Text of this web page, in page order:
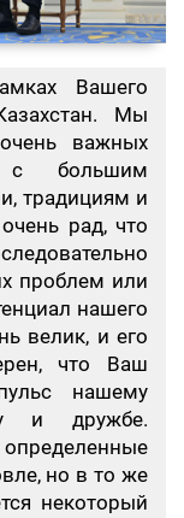
Вашего
Мы
важных
с большим
традициям и
рад, что
проблем или
нашего
велик, и его
что Ваш
нашему
и дружбе.
но в то же
некоторый